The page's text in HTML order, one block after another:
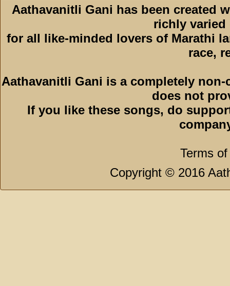
Aathavanitli Gani has been created
richly varied
for all like-minded lovers of Marathi
race,
Aathavanitli Gani is a completely
does not
If you like these songs, do
Terms
Copyright © 2016